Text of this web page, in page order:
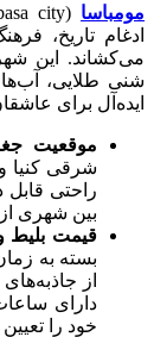
مومباسا (Mombasa city)،
ادغام تاریخ،
می‌کشاند. این
شنی طلایی،
ایده‌آل برای
موقعیت
شرقی کنیا
راحتی
بین‌ شهری از
قیمت بلیط
بسته به
از
دارای
خود را تعیین